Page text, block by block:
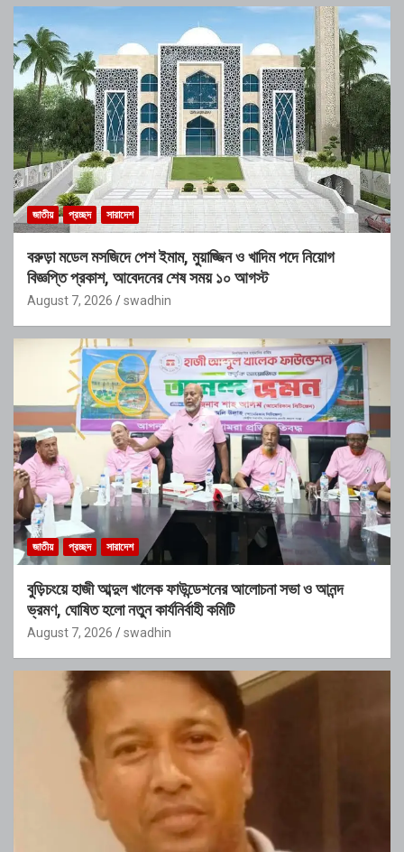
জাতীয় প্রচ্ছদ সারাদেশ
বরুড়া মডেল মসজিদে পেশ ইমাম, মুয়াজ্জিন ও খাদিম পদে নিয়োগ
বিজ্ঞপ্তি প্রকাশ, আবেদনের শেষ সময় ১০ আগস্ট
August 7, 2026 swadhin
জাতীয় প্রচ্ছদ সারাদেশ
বুড়িচংয়ে হাজী আব্দুল খালেক ফাউন্ডেশনের আলোচনা সভা ও আনন্দ
ভ্রমণ, ঘোষিত হলো নতুন কার্যনির্বাহী কমিটি
August 7, 2026 swadhin